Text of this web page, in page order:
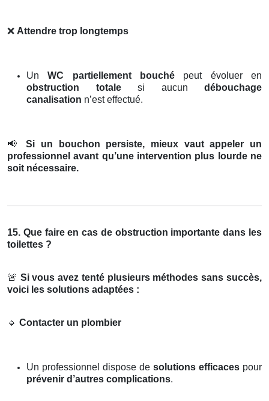
❌ Attendre trop longtemps
UnWC partiellement bouché peut évoluer en
obstruction totalesi aucun débouchage
canalisation n’est effectué.
📢
Si un bouchon persiste, mieux vaut appeler un
professionnel avant qu’une intervention plus lourde ne
soit nécessaire.
15. Que faire en cas de obstruction importante dans les
toilettes ?
🚨 Si vous avez tenté plusieurs méthodes sans succès,
voici les solutions adaptées :
🔹 Contacter un plombier
Un professionnel dispose de solutions efficaces pour
prévenir d’autres complications.